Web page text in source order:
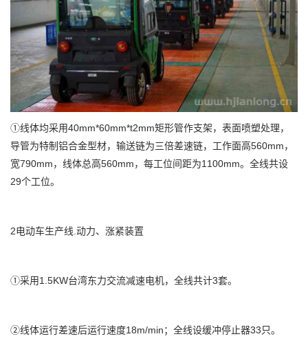
①线体均采用40mm*60mm*t2mm矩形管作支架，表面喷塑处理，
导管为特制铝合金型材，输送链为三倍差速链，工作面高560mm，
宽790mm，线体总高560mm，每工位间距为1100mm。全线共设
29个工位。
2电动车生产线.动力、涨紧装置
①采用1.5KW台湾东力交流减速电机，全线共计3套。
②线体运行差速后运行速度18m/min；全线设缓冲停止器33只。